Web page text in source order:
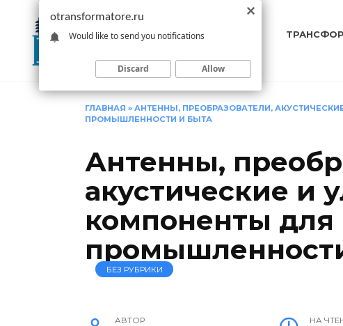
содержанию
ГЛАВНАЯ » АНТЕННЫ, ПРЕОБРАЗОВАТЕЛИ,
ПРОМЫШЛЕННОСТИ И БЫТА
Антенны,
акустические и
компоненты для
БЕЗ РУБРИКИ
АВТОР НА
otransformatore.ru
Would like to send you notifications
Discard Allow